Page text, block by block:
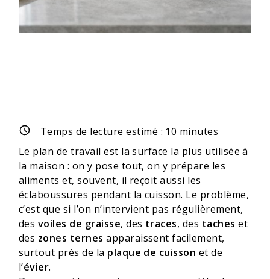
Temps de lecture estimé : 10 minutes
Le plan de travail est la surface la plus utilisée à
la maison : on y pose tout, on y prépare les
aliments et, souvent, il reçoit aussi les
éclaboussures pendant la cuisson. Le problème,
c’est que si l’on n’intervient pas régulièrement,
des voiles de graisse, des traces, des taches et
des zones ternes apparaissent facilement,
surtout près de la plaque de cuisson et de
l’évier.